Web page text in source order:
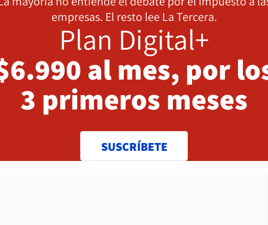
empresas. El resto lee La Tercera.
Plan Digital+
al mes, por
3 primeros meses
SUSCRÍBETE